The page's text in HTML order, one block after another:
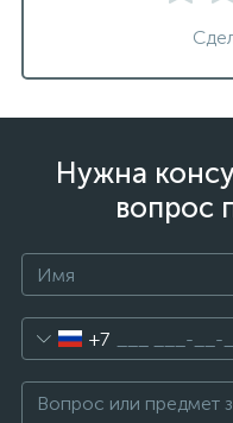
Нужна
вопрос
+7